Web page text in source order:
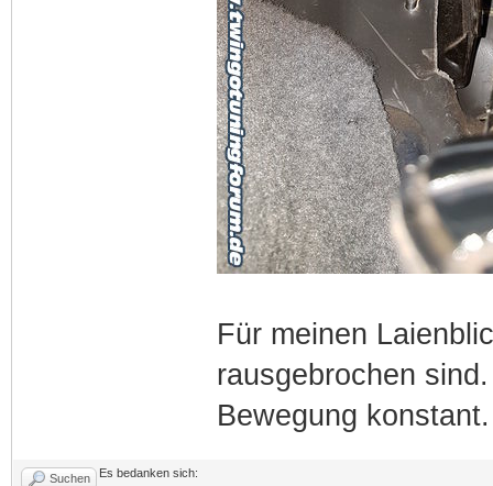
Für meinen
rausgebrochen
Bewegung konstant.
Suchen Es bedanken sich: